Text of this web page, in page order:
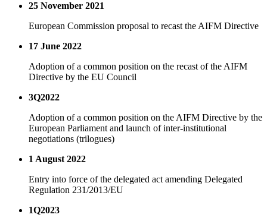
25 November 2021
European Commission proposal to recast the AIFM Directive
17 June 2022
Adoption of a common position on the recast of the AIFM
Directive by the EU Council
3Q2022
Adoption of a common position on the AIFM Directive by the
European Parliament and launch of inter-institutional
negotiations (trilogues)
1 August 2022
Entry into force of the delegated act amending Delegated
Regulation 231/2013/EU
1Q2023